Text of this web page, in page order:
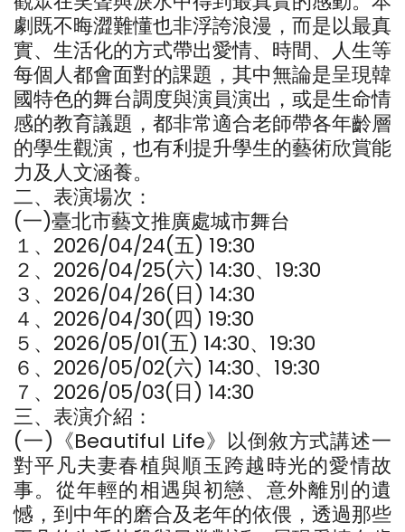
劇既不晦澀難懂也非浮誇浪漫，而是以最真
實、生活化的方式帶出愛情、時間、人生等
每個人都會面對的課題，其中無論是呈現韓
國特色的舞台調度與演員演出，或是生命情
感的教育議題，都非常適合老師帶各年齡層
的學生觀演，也有利提升學生的藝術欣賞能
力及人文涵養。
二、表演場次：
(一)臺北市藝文推廣處城市舞台
１、2026/04/24(五) 19:30
２、2026/04/25(六) 14:30、19:30
３、2026/04/26(日) 14:30
４、2026/04/30(四) 19:30
５、2026/05/01(五) 14:30、19:30
６、2026/05/02(六) 14:30、19:30
７、2026/05/03(日) 14:30
三、表演介紹：
(一)《Beautiful Life》以倒敘方式講述一
對平凡夫妻春植與順玉跨越時光的愛情故
事。從年輕的相遇與初戀、意外離別的遺
憾，到中年的磨合及老年的依偎，透過那些